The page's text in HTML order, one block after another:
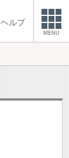
ヘルプ
MENU